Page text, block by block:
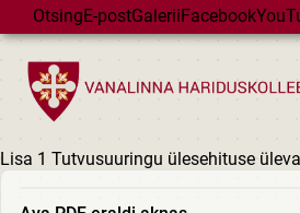
Skip to main content
OtsingE-postGaleriiFacebook
VHK
VASTUVÕTT
GÜMNAASIUM
MAJAD
Lisa 1 Tutvusuuringu ülesehituse